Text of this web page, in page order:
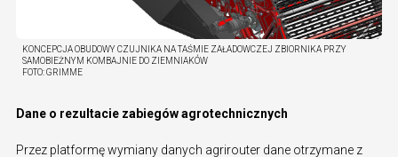
KONCEPCJA OBUDOWY CZUJNIKA NA TAŚMIE ZAŁADOWCZEJ ZBIORNIKA PRZY
SAMOBIEŻNYM KOMBAJNIE DO ZIEMNIAKÓW
FOTO:GRIMME
Dane o rezultacie zabiegów agrotechnicznych
Przez platformę wymiany danych agrirouter dane otrzymane z